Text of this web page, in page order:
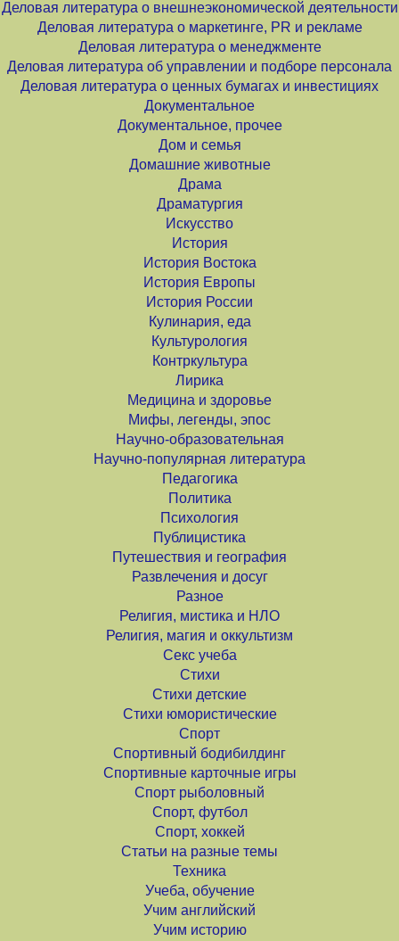
Деловая литература о внешнеэкономической деятельности
Деловая литература о маркетинге, PR и рекламе
Деловая литература о менеджменте
Деловая литература об управлении и подборе персонала
Деловая литература о ценных бумагах и инвестициях
Документальное
Документальное, прочее
Дом и семья
Домашние животные
Драма
Драматургия
Искусство
История
История Востока
История Европы
История России
Кулинария, еда
Культурология
Контркультура
Лирика
Медицина и здоровье
Мифы, легенды, эпос
Научно-образовательная
Научно-популярная литература
Педагогика
Политика
Психология
Публицистика
Путешествия и география
Развлечения и досуг
Разное
Религия, мистика и НЛО
Религия, магия и оккультизм
Секс учеба
Стихи
Стихи детские
Стихи юмористические
Спорт
Спортивный бодибилдинг
Спортивные карточные игры
Спорт рыболовный
Спорт, футбол
Спорт, хоккей
Статьи на разные темы
Техника
Учеба, обучение
Учим английский
Учим историю